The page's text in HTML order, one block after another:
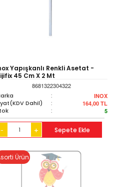
Yapışkanlı Renkli Asetat -
45 Cm X 2 Mt
8681322304322
: INOX
Dahil) : 164,00 TL
: 5
- + Sepete Ekle
Ürün